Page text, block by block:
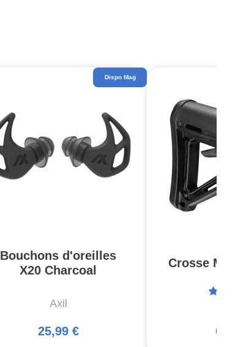
Bouchons d'oreilles
X20 Charcoal
Axil
25,99 €
Dispo Mag
Crosse